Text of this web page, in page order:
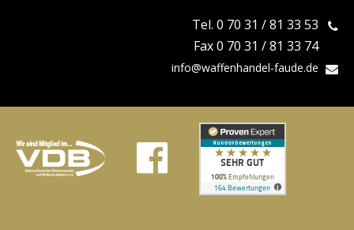
Tel. 0 70 31 / 81 33 53
Fax 0 70 31 / 81 33 74
info@waffenhandel-faude.de